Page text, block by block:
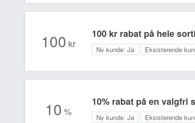
100 kr
100 kr rabat på hele
Ny kunde: Ja Eksisterende
10%
10% rabat på en valgfri
Ny kunde: Ja Eksisterende